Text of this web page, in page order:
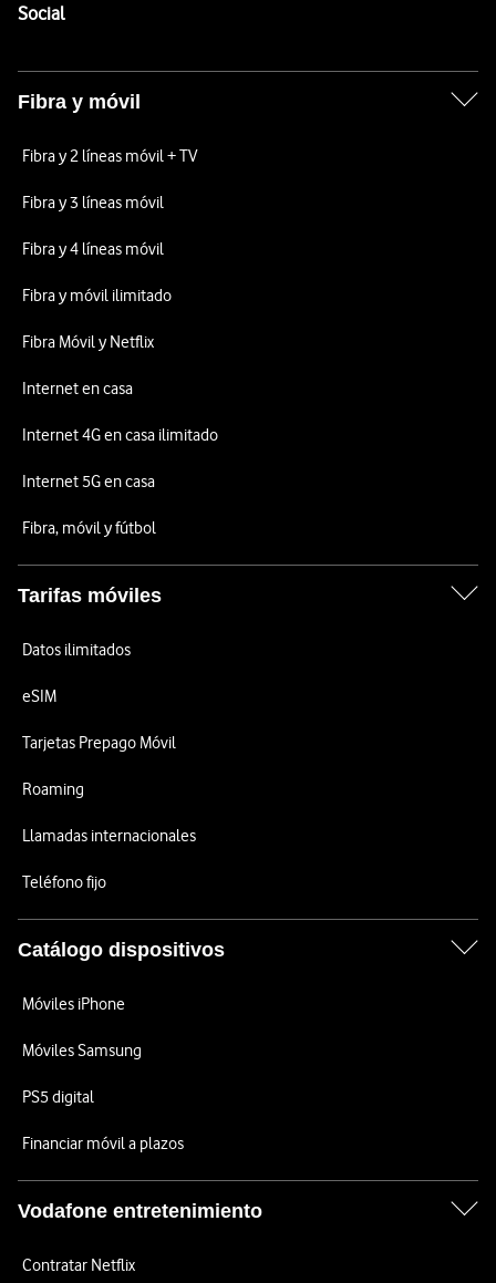
SocialEnlaces a las redes sociales de Vodafone
Fibra y móvil
Fibra y 2 líneas móvil + TV
Fibra y 3 líneas móvil
Fibra y 4 líneas móvil
Fibra y móvil ilimitado
Fibra Móvil y Netflix
Internet en casa
Internet 4G en casa ilimitado
Internet 5G en casa
Fibra, móvil y fútbol
Tarifas móviles
Datos ilimitados
eSIM
Tarjetas Prepago Móvil
Roaming
Llamadas internacionales
Teléfono fijo
Catálogo dispositivos
Móviles iPhone
Móviles Samsung
PS5 digital
Financiar móvil a plazos
Vodafone entretenimiento
Contratar Netflix